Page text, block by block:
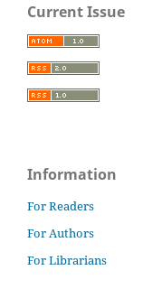
Current Issue
Information
For Readers
For Authors
For Librarians